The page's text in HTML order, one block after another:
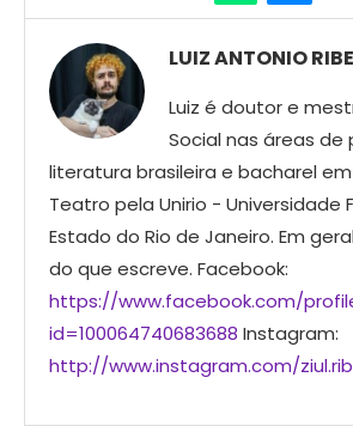
LUIZ ANTONIO
Luiz é doutor e
Social nas áreas de
literatura brasileira e bacharel
Teatro pela Unirio - Universidade
Estado do Rio de Janeiro. Em
do que escreve. Facebook:
https://www.facebook.com/
id=100064740683688 Instagram:
http://www.instagram.com/